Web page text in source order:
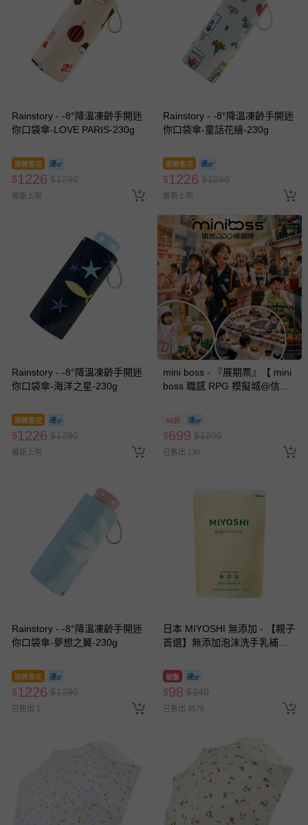
Rainstory - -8°降溫凍齡手開迷
你口袋傘-LOVE PARIS-230g
即將售完
$1226 $1290
最新上架
Rainstory - -8°降溫凍齡手開迷
你口袋傘-童話花繪-230g
即將售完
$1226 $1290
最新上架
Rainstory - -8°降溫凍齡手開迷
你口袋傘-海洋之星-230g
即將售完
$1226 $1290
最新上架
mini boss - 『展期票』【 mini
boss 職感 RPG 模擬城@信義
券，於展期現場憑訂單編號兌
換，依現場梯次安排入場，逾
期作廢) (兒童票(2歲以上)贈一
名陪伴成人)
58折
$699 $1200
已售出 130
Rainstory - -8°降溫凍齡手開迷
你口袋傘-夢想之翼-230g
即將售完
$1226 $1290
已售出 1
日本 MIYOSHI 無添加 - 【親子
首選】無添加泡沫洗手乳補充
破盤
$98 $240
已售出 4575